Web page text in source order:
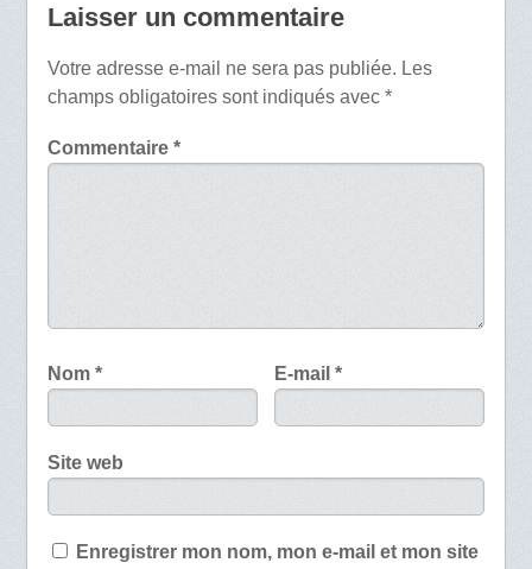
Laisser un commentaire
Votre adresse e-mail ne sera pas publiée. Les
champs obligatoires sont indiqués avec *
Commentaire *
Nom * E-mail*
Site web
Enregistrer mon nom, mon e-mail et mon site